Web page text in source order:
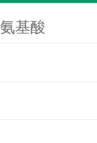
氨基酸